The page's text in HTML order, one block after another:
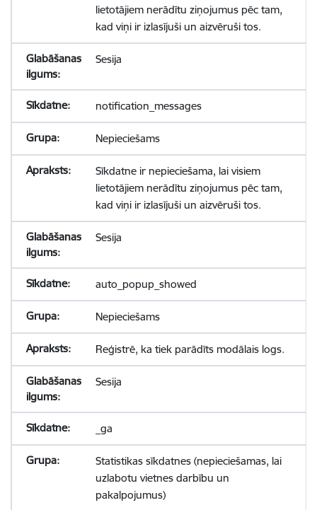
lietotājiem nerādītu ziņojumus pēc tam,
kad viņi ir izlasījuši un aizvēruši tos.
Sesija
notification_messages
Nepieciešams
Sīkdatne ir nepieciešama, lai visiem
lietotājiem nerādītu ziņojumus pēc tam,
kad viņi ir izlasījuši un aizvēruši tos.
Sesija
auto_popup_showed
Nepieciešams
Reģistrē, ka tiek parādīts modālais logs.
Sesija
_ga
Statistikas sīkdatnes (nepieciešamas, lai
uzlabotu vietnes darbību un
pakalpojumus)